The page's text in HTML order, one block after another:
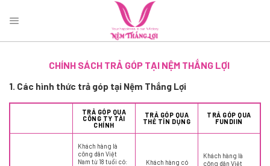
CHÍNH SÁCH TRẢ GÓP TẠI NỆM THẮNG LỢI
1. Các hình thức trả góp tại Nệm Thắng Lợi
TRẢ GÓP QUA
CÔNG TY TÀI
CHÍNH
TRẢ GÓP QUA
THẺ TÍN DỤNG
TRẢ GÓP QUA
FUNDIIN
Khách hàng là
công dân Việt
Nam từ 18 tuổi có:
Khách hàng có
Khách hàng là
công dân Việt